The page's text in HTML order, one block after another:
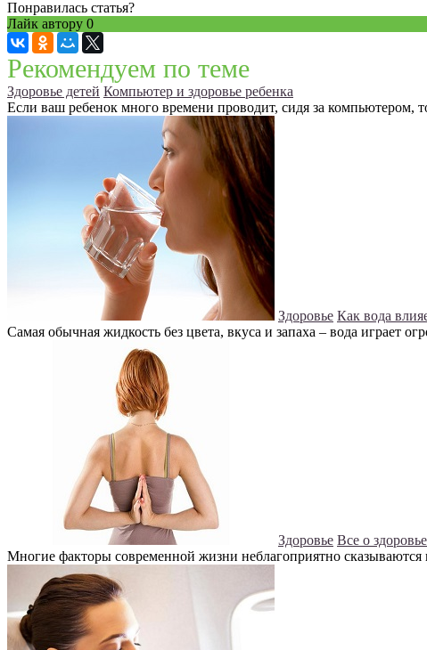
Понравилась статья?
Лайк автору 0
Рекомендуем по теме
Здоровье детей Компьютер и здоровье ребенка
Если ваш ребенок много времени проводит, сидя за компьютером,
Здоровье Как вода
Самая обычная жидкость без цвета, вкуса и запаха – вода играет
Здоровье Все о
Многие факторы современной жизни неблагоприятно